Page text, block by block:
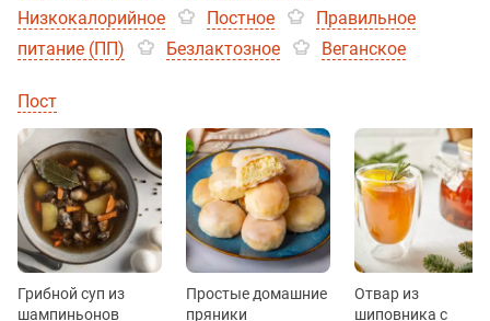
Низкокалорийное
Постное
Правильное
питание (ПП)
Безлактозное Веганское
Пост
Грибной суп из
шампиньонов
Простые домашние
пряники
Отвар из
шиповника с